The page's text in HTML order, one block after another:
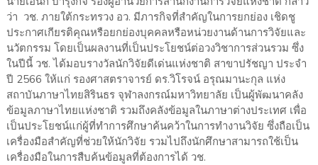
ว่า วช. ภายใต้กระทรวง อว. มีภารกิจที่สำคัญในการยกย่อง เชิดชู
ประกาศเกียรติคุณหรือยกย่องบุคคลหรือหน่วยงานด้านการวิจัยและ
นวัตกรรม โดยเป็นผลงานที่เป็นประโยชน์ต่อวงวิชาการส่วนรวม ซึ่ง
ในปีนี้ วช. ได้มอบรางวัลนักวิจัยดีเด่นแห่งชาติ สาขาปรัชญา ประจำ
ปี 2566 ให้แก่ รองศาสตราจารย์ ดร.วิโรจน์ อรุณมานะกุล แห่ง
สถาบันภาษาไทยสิรินธร จุฬาลงกรณ์มหาวิทยาลัย เป็นผู้พัฒนาคลัง
ข้อมูลภาษาไทยแห่งชาติ รวมถึงคลังข้อมูลในภาษาต่างประเทศ เพื่อ
เป็นประโยชน์แก่ผู้ที่ทำการศึกษาค้นคว้าในการทำงานวิจัย ซึ่งถือเป็น
เครื่องมือสำคัญที่ช่วยให้นักวิจัย รวมไปถึงนักศึกษาสามารถใช้เป็น
เครื่องมือในการสืบค้นข้อมูลที่ต้องการได้ วช.